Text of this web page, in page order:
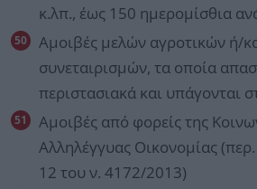
κ.λπ., έως 150 ημερομίσθια
Αμοιβές μελών αγροτικών ή/
συνεταιρισμών, τα οποία
περιστασιακά και υπάγονται
Αμοιβές από φορείς της
Αλληλέγγυας Οικονομίας
12 του ν. 4172/2013)